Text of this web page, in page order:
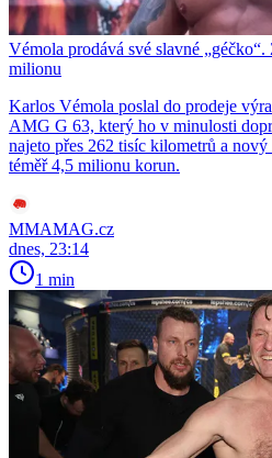
Vémola prodává své slavné
milionu
Karlos Vémola poslal do prodeje
AMG G 63, který ho v minulosti
najeto přes 262 tisíc kilometrů a
téměř 4,5 milionu korun.
MMAMAG.cz
dnes, 23:14
1 min